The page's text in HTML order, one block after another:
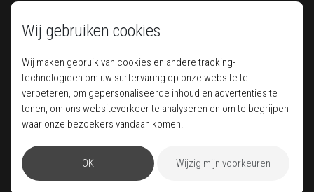
Wij gebruiken cookies
Wij maken gebruik van cookies en andere tracking-
technologieën om uw surfervaring op onze website te
verbeteren, om gepersonaliseerde inhoud en advertenties te
tonen, om ons websiteverkeer te analyseren en om te begrijpen
waar onze bezoekers vandaan komen.
OK Wijzig mijn voorkeuren
Your house of luxury travel
Pegase